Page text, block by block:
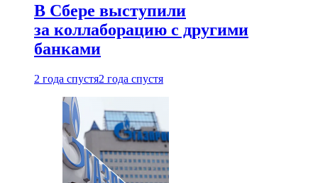
В Сбере выступили
за коллаборацию с другими
банками
2 года спустя2 года спустя